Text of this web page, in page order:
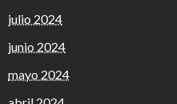
julio 2024
junio 2024
mayo 2024